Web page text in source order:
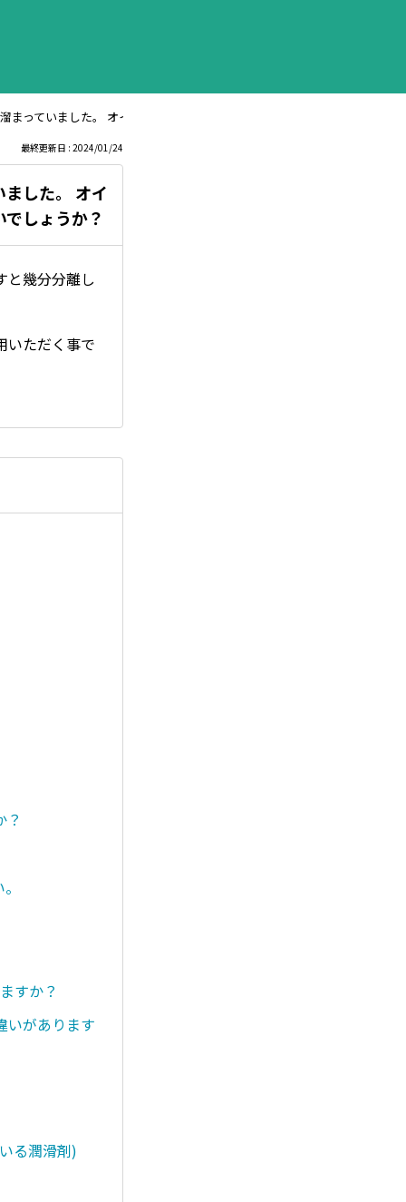
まっていました。 オイル分が分離しているかと思うのですが、この液体
最終更新日 : 2024/01/24
した。 オイ
しょうか？
と幾分分離し
いただく事で
すか？
いがあります
る潤滑剤)